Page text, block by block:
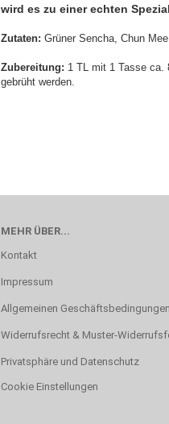
wird es zu einer echten
Zutaten: Grüner Sencha, Chun
Zubereitung: 1 TL mit 1 Tasse ca.
gebrüht werden.
MEHR ÜBER...
Kontakt
Impressum
Allgemeinen Geschäftsbedingungen
Widerrufsrecht & Muster-
Privatsphäre und Datenschutz
Cookie Einstellungen